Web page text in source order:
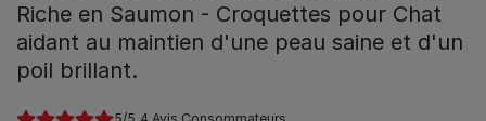
Riche en Saumon - Croquettes pour Chat
aidant au maintien d'une peau saine et d'un
poil brillant.